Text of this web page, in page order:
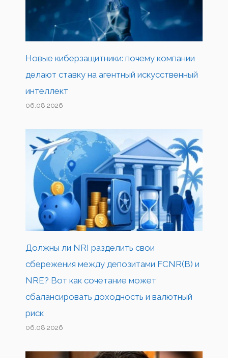
Новые киберзащитники: почему компании
делают ставку на агентный искусственный
интеллект
06.08.2026
Должны ли NRI разделить свои
сбережения между депозитами FCNR(B) и
NRE? Вот как сочетание может
сбалансировать доходность и валютный
риск
06.08.2026